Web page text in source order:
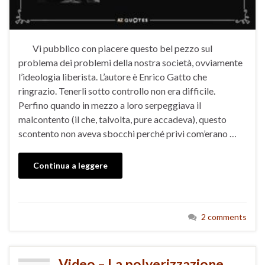
Vi pubblico con piacere questo bel pezzo sul
problema dei problemi della nostra società, ovviamente
l’ideologia liberista. L’autore è Enrico Gatto che
ringrazio. Tenerli sotto controllo non era difficile.
Perfino quando in mezzo a loro serpeggiava il
malcontento (il che, talvolta, pure accadeva), questo
scontento non aveva sbocchi perché privi com’erano …
Continua a leggere
2 comments